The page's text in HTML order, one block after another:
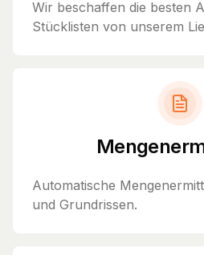
Wir beschaffen die besten
Stücklisten von unserem
Automatische
und Grundrissen.